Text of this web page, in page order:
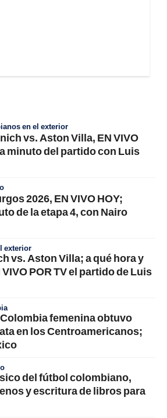
en el exterior
vs. Aston Villa, EN VIVO
minuto del partido con Luis
2026, EN VIVO HOY;
de la etapa 4, con Nairo
exterior
vs. Aston Villa; a qué hora y
POR TV el partido de Luis
femenina obtuvo
en los Centroamericanos;
del fútbol colombiano,
y escritura de libros para